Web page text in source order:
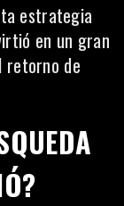
estrategia
en un gran
retorno de